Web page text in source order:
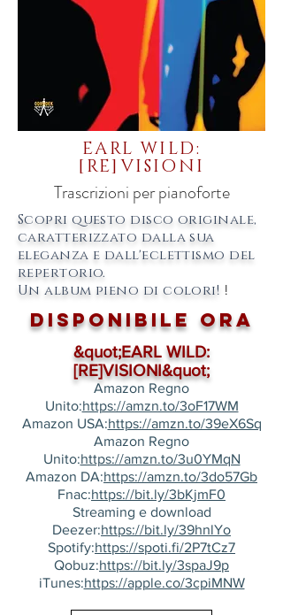
EARL WILD:
[RE]VISIONI
Trascrizioni per pianoforte
Scopri questo disco originale,
caratterizzato dalla sua
eleganza e dall'eclettismo del
repertorio.
Un album pieno di colori! !
disponibile ora
&quot;EARL WILD:
[RE]VISIONI&quot;
Amazon Regno
Unito:https://amzn.to/3oF17WM
Amazon USA:https://amzn.to/39eX6Sq
Amazon Regno
Unito:https://amzn.to/3u0YMqN
Amazon DA:https://amzn.to/3do57Gb
Fnac:https://bit.ly/3bKjmF0
Streaming e download
Deezer:https://bit.ly/39hnlYo
Spotify:https://spoti.fi/2P7tCz7
Qobuz:https://bit.ly/3spaJ9p
iTunes:https://apple.co/3cpiMNW